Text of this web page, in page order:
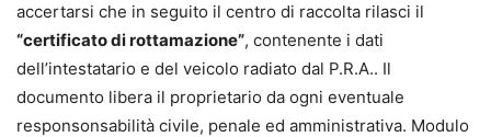
accertarsi che in seguito il centro di raccolta rilasci il
“certificato di rottamazione”, contenente i dati
dell’intestatario e del veicolo radiato dal P.R.A.. Il
documento libera il proprietario da ogni eventuale
responsonsabilità civile, penale ed amministrativa. Modulo